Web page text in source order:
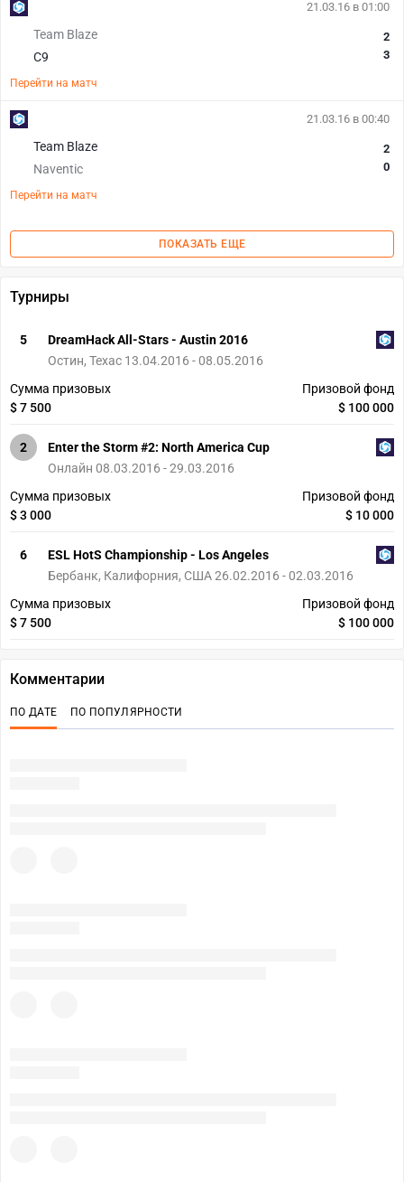
21.03.16 в 01:00
Team Blaze
C9
2
3
Перейти на матч
21.03.16 в 00:40
Team Blaze
Naventic
2
0
Перейти на матч
ПОКАЗАТЬ ЕЩЕ
Турниры
5
DreamHack All-Stars - Austin 2016
Остин, Техас 13.04.2016 - 08.05.2016
Сумма призовых
$ 7 500
Призовой фонд
$ 100 000
2
Enter the Storm #2: North America Cup
Онлайн 08.03.2016 - 29.03.2016
Сумма призовых
$ 3 000
Призовой фонд
$ 10 000
6
ESL HotS Championship - Los Angeles
Бербанк, Калифорния, США 26.02.2016 - 02.03.2016
Сумма призовых
$ 7 500
Призовой фонд
$ 100 000
Комментарии
ПО ДАТЕ ПО ПОПУЛЯРНОСТИ